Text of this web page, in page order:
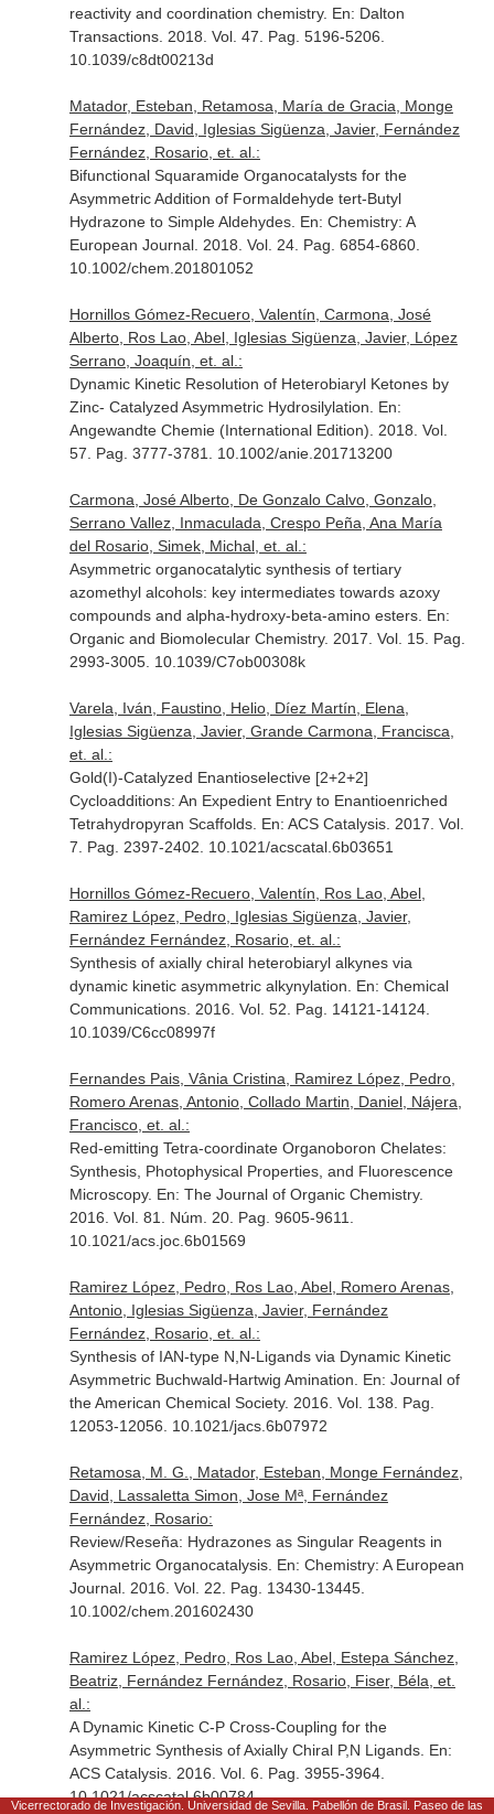
reactivity and coordination chemistry. En: Dalton
Transactions. 2018. Vol. 47. Pag. 5196-5206.
10.1039/c8dt00213d
Matador, Esteban, Retamosa, María de Gracia, Monge
Fernández, David, Iglesias Sigüenza, Javier, Fernández
Fernández, Rosario, et. al.:
Bifunctional Squaramide Organocatalysts for the
Asymmetric Addition of Formaldehyde tert-Butyl
Hydrazone to Simple Aldehydes. En: Chemistry: A
European Journal. 2018. Vol. 24. Pag. 6854-6860.
10.1002/chem.201801052
Hornillos Gómez-Recuero, Valentín, Carmona, José
Alberto, Ros Lao, Abel, Iglesias Sigüenza, Javier, López
Serrano, Joaquín, et. al.:
Dynamic Kinetic Resolution of Heterobiaryl Ketones by
Zinc- Catalyzed Asymmetric Hydrosilylation. En:
Angewandte Chemie (International Edition) . 2018. Vol.
57. Pag. 3777-3781. 10.1002/anie.201713200
Carmona, José Alberto, De Gonzalo Calvo, Gonzalo,
Serrano Vallez, Inmaculada, Crespo Peña, Ana María
del Rosario, Simek, Michal, et. al.:
Asymmetric organocatalytic synthesis of tertiary
azomethyl alcohols: key intermediates towards azoxy
compounds and alpha-hydroxy-beta-amino esters. En:
Organic and Biomolecular Chemistry. 2017. Vol. 15. Pag.
2993-3005. 10.1039/C7ob00308k
Varela, Iván, Faustino, Helio, Díez Martín, Elena,
Iglesias Sigüenza, Javier, Grande Carmona, Francisca,
et. al.:
Gold(I)-Catalyzed Enantioselective [2+2+2]
Cycloadditions: An Expedient Entry to Enantioenriched
Tetrahydropyran Scaffolds. En: ACS Catalysis. 2017. Vol.
7. Pag. 2397-2402. 10.1021/acscatal.6b03651
Hornillos Gómez-Recuero, Valentín, Ros Lao, Abel,
Ramirez López, Pedro, Iglesias Sigüenza, Javier,
Fernández Fernández, Rosario, et. al.:
Synthesis of axially chiral heterobiaryl alkynes via
dynamic kinetic asymmetric alkynylation. En: Chemical
Communications. 2016. Vol. 52. Pag. 14121-14124.
10.1039/C6cc08997f
Fernandes Pais, Vânia Cristina, Ramirez López, Pedro,
Romero Arenas, Antonio, Collado Martin, Daniel, Nájera,
Francisco, et. al.:
Red-emitting Tetra-coordinate Organoboron Chelates:
Synthesis, Photophysical Properties, and Fluorescence
Microscopy. En: The Journal of Organic Chemistry.
2016. Vol. 81. Núm. 20. Pag. 9605-9611.
10.1021/acs.joc.6b01569
Ramirez López, Pedro, Ros Lao, Abel, Romero Arenas,
Antonio, Iglesias Sigüenza, Javier, Fernández
Fernández, Rosario, et. al.:
Synthesis of IAN-type N,N-Ligands via Dynamic Kinetic
Asymmetric Buchwald-Hartwig Amination. En: Journal of
the American Chemical Society. 2016. Vol. 138. Pag.
12053-12056. 10.1021/jacs.6b07972
Retamosa, M. G., Matador, Esteban, Monge Fernández,
David, Lassaletta Simon, Jose Mª, Fernández
Fernández, Rosario:
Review/Reseña: Hydrazones as Singular Reagents in
Asymmetric Organocatalysis. En: Chemistry: A European
Journal. 2016. Vol. 22. Pag. 13430-13445.
10.1002/chem.201602430
Ramirez López, Pedro, Ros Lao, Abel, Estepa Sánchez,
Beatriz, Fernández Fernández, Rosario, Fiser, Béla, et.
al.:
A Dynamic Kinetic C-P Cross-Coupling for the
Asymmetric Synthesis of Axially Chiral P,N Ligands. En:
ACS Catalysis. 2016. Vol. 6. Pag. 3955-3964.
10.1021/acscatal.6b00784
Vicerrectorado de Investigación. Universidad de Sevilla. Pabellón de Brasil. Paseo de las